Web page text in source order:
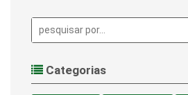
Pesquisa:
Categorias